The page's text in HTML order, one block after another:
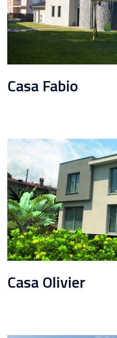
Casa Fabio
Casa Olivier